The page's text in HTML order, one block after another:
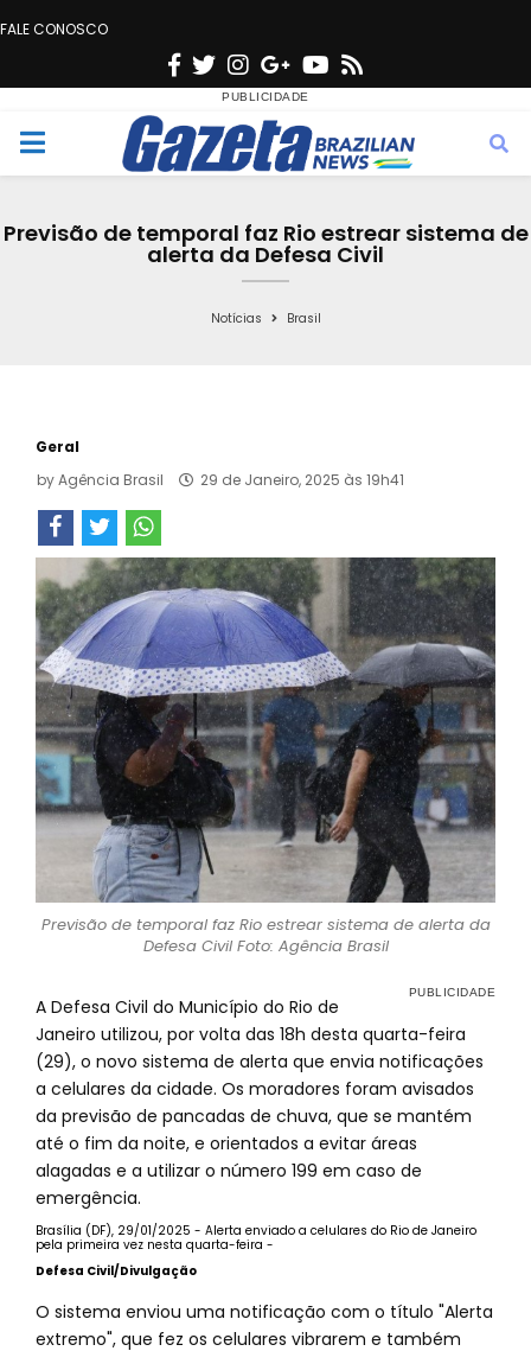
FALE CONOSCO
F
c
e
o
T
w
i
t
e
n
s
t
g
r
a
G
o
o
g
e
Y
u
t
b
s
M
Previsão de temporal faz Rio estrear sistema de
alerta da Defesa Civil
Notícias Brasil
Geral
byAgência Brasil 29 de Janeiro, 2025 às 19h41
Previsão de temporal faz Rio estrear sistema de alerta da
Defesa Civil Foto: Agência Brasil
A Defesa Civil do Município do Rio de
Janeiro utilizou, por volta das 18h desta quarta-feira
(29), o novo sistema de alerta que envia notificações
a celulares da cidade. Os moradores foram avisados
da previsão de pancadas de chuva, que se mantém
até o fim da noite, e orientados a evitar áreas
alagadas e a utilizar o número 199 em caso de
emergência.
Brasília (DF), 29/01/2025 - Alerta enviado a celulares do Rio de Janeiro
pela primeira vez nesta quarta-feira -
Defesa Civil/Divulgação
O sistema enviou uma notificação com o título "Alerta
extremo", que fez os celulares vibrarem e também